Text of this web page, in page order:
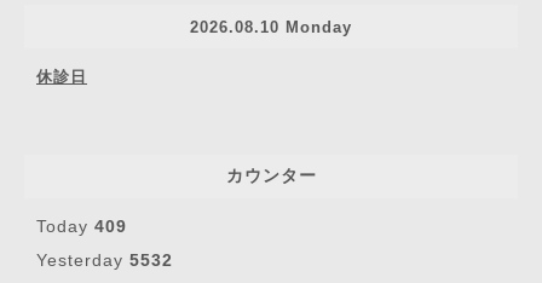
2026.08.10 Monday
休診日
カウンター
Today 409
Yesterday 5532